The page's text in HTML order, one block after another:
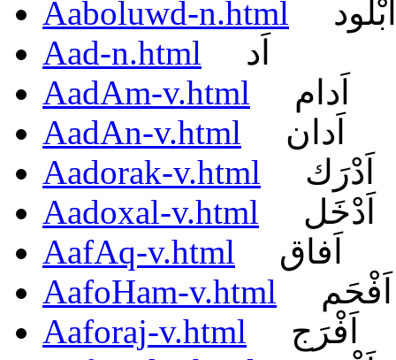
Aaboluwd-n.html
اَبْلُود
Aad-n.html
اَد
AadAm-v.html
اَدام
AadAn-v.html
اَدان
Aadorak-v.html
اَدْرَك
Aadoxal-v.html
اَدْخَل
AafAq-v.html
اَفاق
AafoHam-v.html
اَفْحَم
Aaforaj-v.html
اَفْرَج